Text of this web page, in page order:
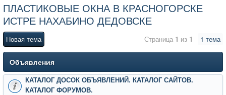
ПЛАСТИКОВЫЕ ОКНА В КРАСНОГОРСКЕ
ИСТРЕ НАХАБИНО ДЕДОВСКЕ
Новая тема 1 тема
Страница 1 из 1
Объявления
КАТАЛОГ ДОСОК ОБЪЯВЛЕНИЙ. КАТАЛОГ САЙТОВ.
КАТАЛОГ ФОРУМОВ.